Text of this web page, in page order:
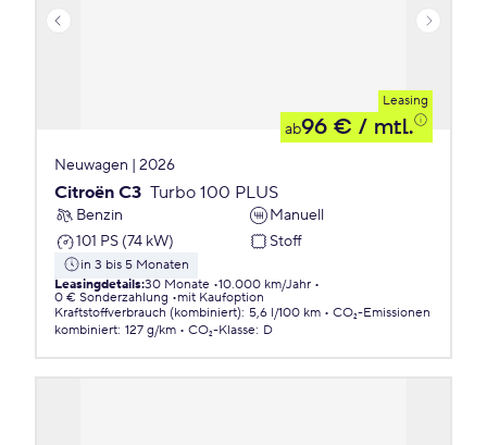
Leasing
ab96 € / mtl.
Neuwagen | 2026
Citroën C3 Turbo 100 PLUS
Benzin
Manuell
101 PS (74 kW)
Stoff
in 3 bis 5 Monaten
Leasingdetails:30 Monate 10.000 km/Jahr
0 € Sonderzahlung
mit Kaufoption
Kraftstoffverbrauch (kombiniert): 5,6 l/100 km
CO₂-Emissionen
kombiniert: 127 g/km CO₂-Klasse: D